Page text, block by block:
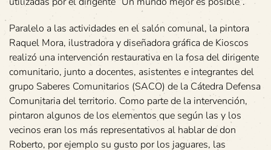
Paralelo a las actividades en el salón comunal, la pintora
Raquel Mora, ilustradora y diseñadora gráfica de Kioscos
realizó una intervención restaurativa en la fosa del dirigente
comunitario, junto a docentes, asistentes e integrantes del
grupo Saberes Comunitarios (SACO) de la Cátedra Defensa
Comunitaria del territorio. Como parte de la intervención,
pintaron algunos de los elementos que según las y los
vecinos eran los más representativos al hablar de don
Roberto, por ejemplo su gusto por los jaguares, las